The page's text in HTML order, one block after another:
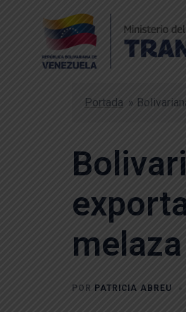
Portada »
POR PATRICIA ABREU